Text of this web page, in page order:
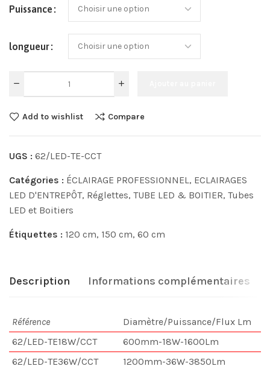
Puissance
longueur
Add to wishlist Compare
UGS : 62/LED-TE-CCT
Catégories : ÉCLAIRAGE PROFESSIONNEL , ECLAIRAGES
LED D'ENTREPÔT, Réglettes, TUBE LED & BOITIER, Tubes
LED et Boitiers
Étiquettes : 120 cm, 150 cm, 60 cm
Description Informations complémentaires
Référence
Diamètre/Puissance/Flux Lm
62/LED-TE18W/CCT
600mm-18W-1600Lm
62/LED-TE36W/CCT
1200mm-36W-3850Lm